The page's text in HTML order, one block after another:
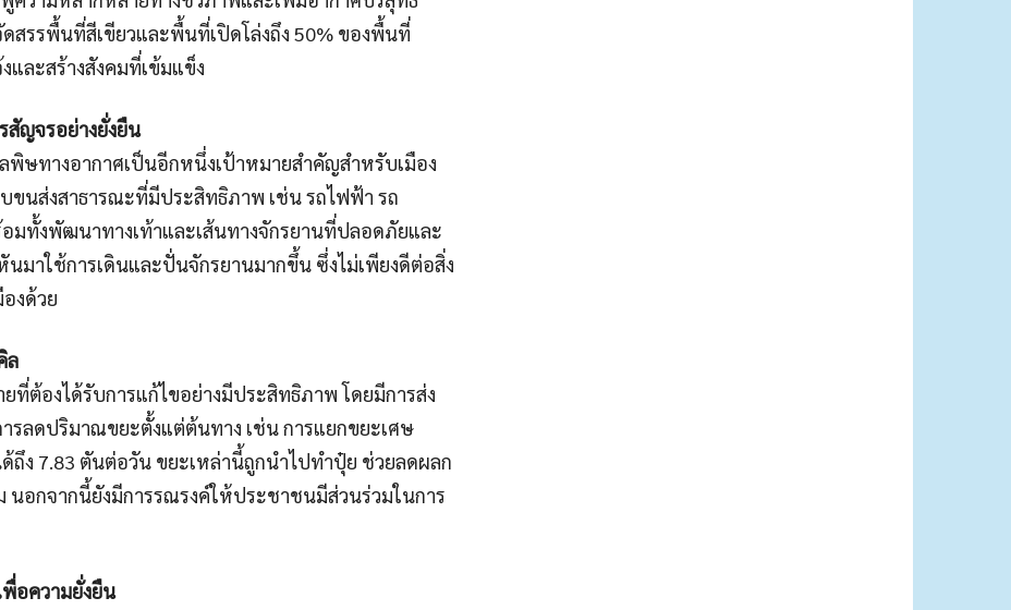
ดสรรพื้นที่สีเขียวและพื้นที่เปิดโล่งถึง 50% ของพื้นที่
และสร้างสังคมที่เข้มแข็ง
สัญจรอย่างยั่งยืน
ษทางอากาศเป็นอีกหนึ่งเป้าหมายสำคัญสำหรับเมือง
บขนส่งสาธารณะที่มีประสิทธิภาพ เช่น รถไฟฟ้า รถ
อมทั้งพัฒนาทางเท้าและเส้นทางจักรยานที่ปลอดภัยและ
มาใช้การเดินและปั่นจักรยานมากขึ้น ซึ่งไม่เพียงดีต่อสิ่ง
งด้วย
ล
ต้องได้รับการแก้ไขอย่างมีประสิทธิภาพ โดยมีการส่ง
ารลดปริมาณขยะตั้งแต่ต้นทาง เช่น การแยกขยะเศษ
ง 7.83 ตันต่อวัน ขยะเหล่านี้ถูกนำไปทำปุ๋ย ช่วยลดผลก
นอกจากนี้ยังมีการรณรงค์ให้ประชาชนมีส่วนร่วมในการ
อความยั่งยืน